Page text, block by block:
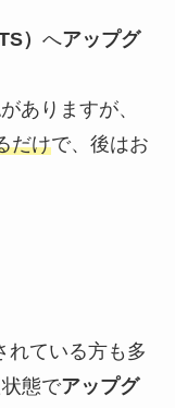
） へアップグ
ありますが、
だけで、後はお
れている方も多
態でアップグ